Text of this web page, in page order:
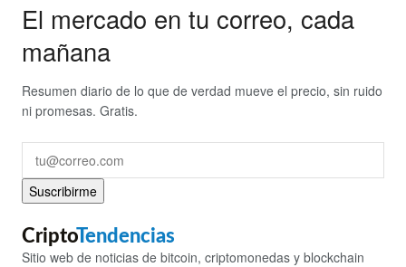
El mercado en tu correo, cada
mañana
Resumen diario de lo que de verdad mueve el precio, sin ruido
ni promesas. Gratis.
Suscribirme
CriptoTendencias
Sitio web de noticias de bitcoin, criptomonedas y blockchain